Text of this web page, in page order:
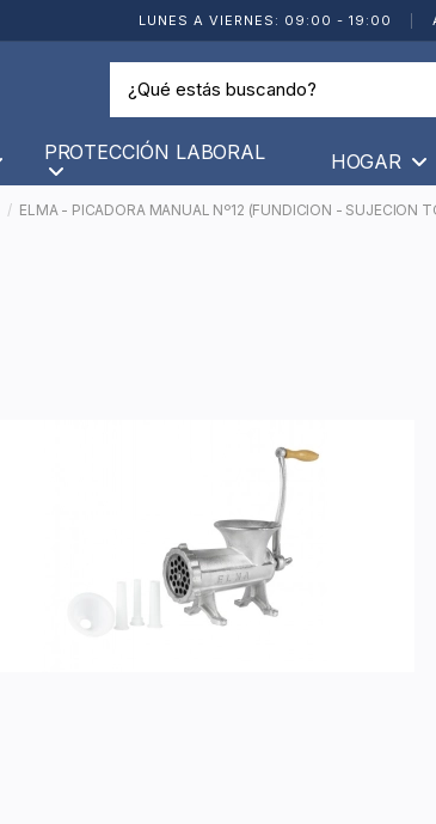
LUNES A VIERNES: 09:00 - 19:00
PROTECCIÓN LABORAL HOGAR
ELMA - PICADORA MANUAL Nº12 (FUNDICION - SUJECION